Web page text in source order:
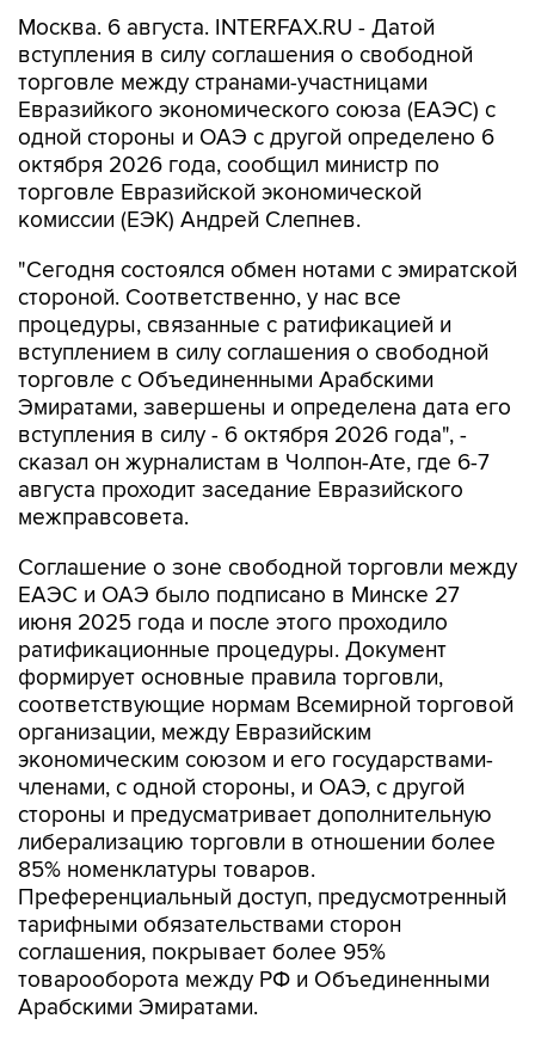
Москва. 6 августа. INTERFAX.RU - Датой
вступления в силу соглашения о свободной
торговле между странами-участницами
Евразийкого экономического союза (ЕАЭС) с
одной стороны и ОАЭ с другой определено 6
октября 2026 года, сообщил министр по
торговле Евразийской экономической
комиссии (ЕЭК) Андрей Слепнев.
"Сегодня состоялся обмен нотами с эмиратской
стороной. Соответственно, у нас все
процедуры, связанные с ратификацией и
вступлением в силу соглашения о свободной
торговле с Объединенными Арабскими
Эмиратами, завершены и определена дата его
вступления в силу - 6 октября 2026 года", -
сказал он журналистам в Чолпон-Ате, где 6-7
августа проходит заседание Евразийского
межправсовета.
Соглашение о зоне свободной торговли между
ЕАЭС и ОАЭ было подписано в Минске 27
июня 2025 года и после этого проходило
ратификационные процедуры. Документ
формирует основные правила торговли,
соответствующие нормам Всемирной торговой
организации, между Евразийским
экономическим союзом и его государствами-
членами, с одной стороны, и ОАЭ, с другой
стороны и предусматривает дополнительную
либерализацию торговли в отношении более
85% номенклатуры товаров.
Преференциальный доступ, предусмотренный
тарифными обязательствами сторон
соглашения, покрывает более 95%
товарооборота между РФ и Объединенными
Арабскими Эмиратами.